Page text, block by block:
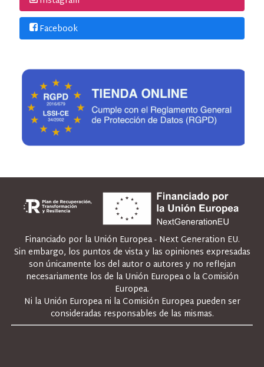
Facebook
Financiado por la Unión Europea - Next Generation EU.
Sin embargo, los puntos de vista y las opiniones expresadas
son únicamente los del autor o autores y no reflejan
necesariamente los de la Unión Europea o la Comisión
Europea.
Ni la Unión Europea ni la Comisión Europea pueden ser
consideradas responsables de las mismas.